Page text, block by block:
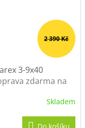
2 390 Kč
3-9x40
zdarma na
Skladem